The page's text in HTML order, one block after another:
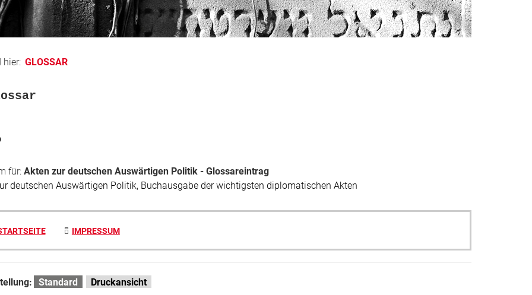
hier: GLOSSAR
für: Akten zur deutschen Auswärtigen Politik - Glossareintrag
deutschen Auswärtigen Politik, Buchausgabe der wichtigsten diplomatischen Akten
IMPRESSUM
Standard Druckansicht